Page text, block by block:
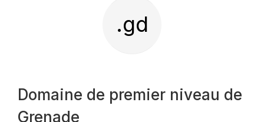
.gd
Domaine de premier niveau de
Grenade